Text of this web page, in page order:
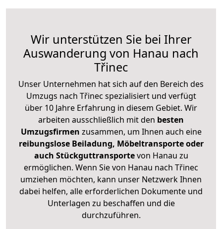
Wir unterstützen Sie bei Ihrer
Auswanderung von Hanau nach
Třinec
Unser Unternehmen hat sich auf den Bereich des
Umzugs nach Třinec spezialisiert und verfügt
über 10 Jahre Erfahrung in diesem Gebiet. Wir
arbeiten ausschließlich mit den besten
Umzugsfirmen zusammen, um Ihnen auch eine
reibungslose Beiladung, Möbeltransporte oder
auch Stückguttransportevon Hanau zu
ermöglichen. Wenn Sie von Hanau nach Třinec
umziehen möchten, kann unser Netzwerk Ihnen
dabei helfen, alle erforderlichen Dokumente und
Unterlagen zu beschaffen und die
durchzuführen.